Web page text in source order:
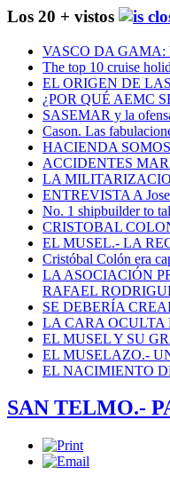
Los 20 + vistos
VASCO DA GAMA:
The top 10 cruise
EL ORIGEN DE
¿POR QUÉ AEMC
SASEMAR y la
Cason. Las
HACIENDA
ACCIDENTES
LA
ENTREVISTA A
No. 1 shipbuilder to
CRISTOBAL
EL MUSEL.- LA
Cristóbal Colón era
LA ASOCIACIÓN
RAFAEL
SE DEBERÍA
LA CARA OCULTA
EL MUSEL Y SU
EL MUSELAZO.-
EL NACIMIENTO
SAN TELMO.-